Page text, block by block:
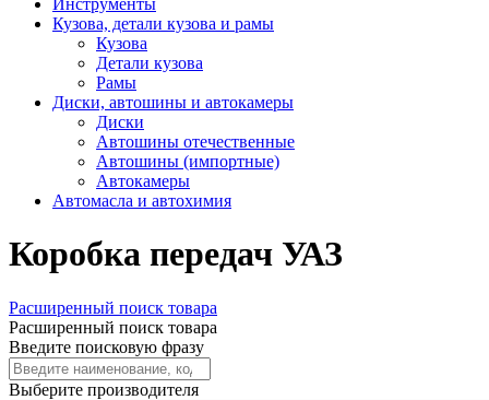
Инструменты
Кузова, детали кузова и рамы
Кузова
Детали кузова
Рамы
Диски, автошины и автокамеры
Диски
Автошины отечественные
Автошины (импортные)
Автокамеры
Автомасла и автохимия
Коробка передач УАЗ
Расширенный поиск товара
Расширенный поиск товара
Введите поисковую фразу
Выберите производителя